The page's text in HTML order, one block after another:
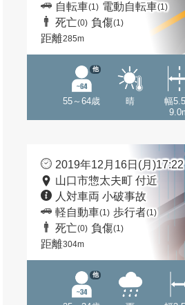
自転車(1) 電動自転車(1)
死亡(0) 負傷(1)
距離285m
55～64歳
他
晴
幅
2019年12月16日(月)17:22
山口市惣太夫町 付近
人対車両 小破事故
軽自動車(1) 歩行者(1)
死亡(0) 負傷(1)
距離304m
他